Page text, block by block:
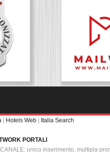
| Hotels Web | Italia Search
PORTALI
unico inserimento, multipla